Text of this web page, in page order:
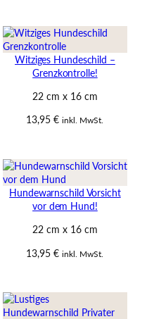
Witziges Hundeschild –
Grenzkontrolle!
22 cm x 16 cm
13,95€ inkl. MwSt.
Hundewarnschild Vorsicht
vor dem Hund!
22 cm x 16 cm
13,95€ inkl. MwSt.